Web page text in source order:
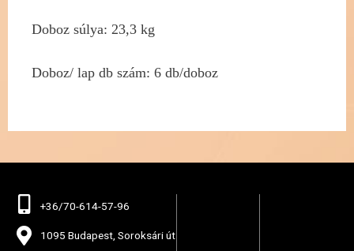
Doboz súlya: 23,3 kg
Doboz/ lap db szám: 6 db/doboz
+36/70-614-57-96
1095 Budapest, Soroksári út